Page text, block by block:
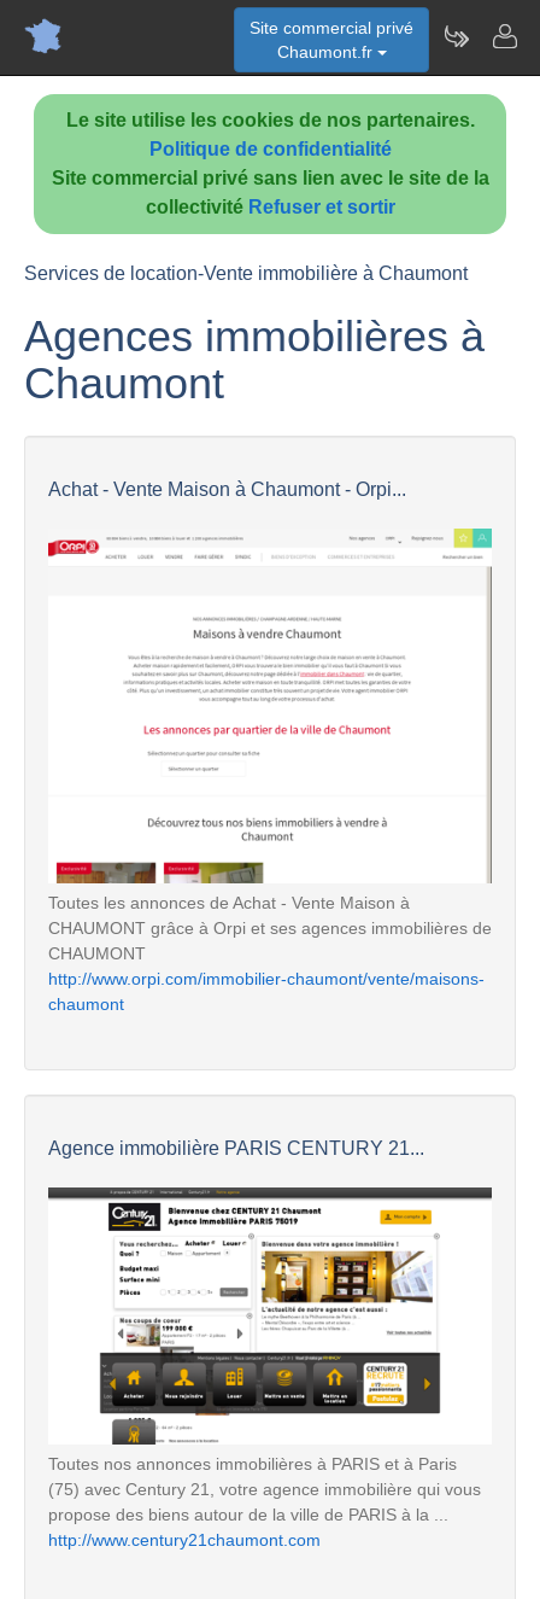
Le site utilise les cookies de nos partenaires.
Politique de confidentialité
Site commercial privé sans lien avec le site de la
collectivité Refuser et sortir
Site commercial privé
Chaumont.fr
Services de location-Vente immobilière à Chaumont
Agences immobilières à
Chaumont
Achat - Vente Maison à Chaumont - Orpi...
Toutes les annonces de Achat - Vente Maison à
CHAUMONT grâce à Orpi et ses agences immobilières de
CHAUMONT
http://www.orpi.com/immobilier-chaumont/vente/maisons-
chaumont
Agence immobilière PARIS CENTURY 21...
Toutes nos annonces immobilières à PARIS et à Paris
(75) avec Century 21, votre agence immobilière qui vous
propose des biens autour de la ville de PARIS à la ...
http://www.century21chaumont.com